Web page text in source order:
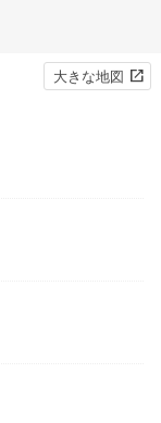
大きな地図